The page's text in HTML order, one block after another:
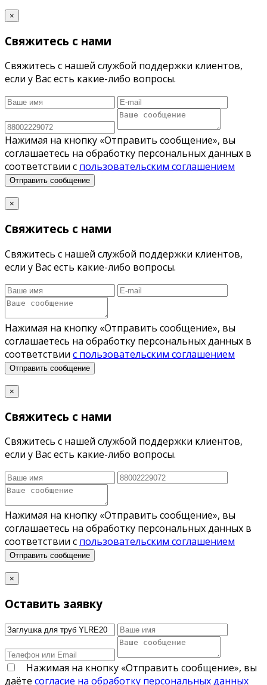
×
Свяжитесь с нами
Свяжитесь с нашей службой поддержки клиентов,
если у Вас есть какие-либо вопросы.
Нажимая на кнопку «Отправить сообщение», вы
соглашаетесь на обработку персональных данных в
соответствии с пользовательским соглашением
Отправить сообщение
×
Свяжитесь с нами
Свяжитесь с нашей службой поддержки клиентов,
если у Вас есть какие-либо вопросы.
Нажимая на кнопку «Отправить сообщение», вы
соглашаетесь на обработку персональных данных в
соответствии с пользовательским соглашением
Отправить сообщение
×
Свяжитесь с нами
Свяжитесь с нашей службой поддержки клиентов,
если у Вас есть какие-либо вопросы.
Нажимая на кнопку «Отправить сообщение», вы
соглашаетесь на обработку персональных данных в
соответствии с пользовательским соглашением
Отправить сообщение
×
Оставить заявку
Нажимая на кнопку «Отправить сообщение», вы
даёте согласие на обработку персональных данных